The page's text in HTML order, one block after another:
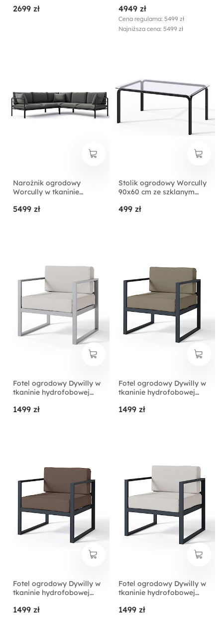
czarny stelaż
2699 zł
czarny stelaż
4949 zł
Cena regularna: 5499 zł
Najniższa cena: 5499 zł
Narożnik ogrodowy
Worcully w tkaninie
antracytowy/ czarny
5499 zł
Stolik ogrodowy Worcully
90x60 cm ze szklanym
499 zł
Fotel ogrodowy Dywilly w
tkaninie hydrofobowej
1499 zł
Fotel ogrodowy Dywilly w
tkaninie hydrofobowej
stelaż
1499 zł
Fotel ogrodowy Dywilly w
tkaninie hydrofobowej
1499 zł
Fotel ogrodowy Dywilly w
tkaninie hydrofobowej
1499 zł